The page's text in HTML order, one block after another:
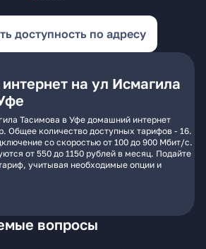
доступность по адресу
на ул Исмагила
Тасимова в Уфе домашний интернет
Общее количество доступных тарифов - 16.
со скоростью от 100 до 900 Мбит/с.
от 550 до 1150 рублей в месяц. Подайте
учитывая необходимые опции и
вопросы